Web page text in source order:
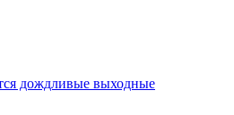
дождливые выходные